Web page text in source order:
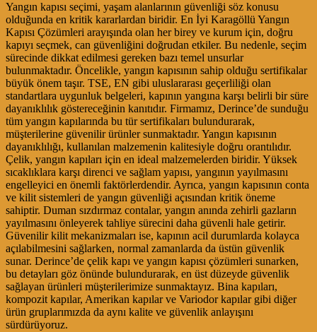
Yangın kapısı seçimi, yaşam alanlarının güvenliği söz konusu
olduğunda en kritik kararlardan biridir. En İyi Karagöllü Yangın
Kapısı Çözümleri arayışında olan her birey ve kurum için, doğru
kapıyı seçmek, can güvenliğini doğrudan etkiler. Bu nedenle, seçim
sürecinde dikkat edilmesi gereken bazı temel unsurlar
bulunmaktadır. Öncelikle, yangın kapısının sahip olduğu sertifikalar
büyük önem taşır. TSE, EN gibi uluslararası geçerliliği olan
standartlara uygunluk belgeleri, kapının yangına karşı belirli bir süre
dayanıklılık göstereceğinin kanıtıdır. Firmamız, Derince’de sunduğu
tüm yangın kapılarında bu tür sertifikaları bulundurarak,
müşterilerine güvenilir ürünler sunmaktadır. Yangın kapısının
dayanıklılığı, kullanılan malzemenin kalitesiyle doğru orantılıdır.
Çelik, yangın kapıları için en ideal malzemelerden biridir. Yüksek
sıcaklıklara karşı direnci ve sağlam yapısı, yangının yayılmasını
engelleyici en önemli faktörlerdendir. Ayrıca, yangın kapısının conta
ve kilit sistemleri de yangın güvenliği açısından kritik öneme
sahiptir. Duman sızdırmaz contalar, yangın anında zehirli gazların
yayılmasını önleyerek tahliye sürecini daha güvenli hale getirir.
Güvenilir kilit mekanizmaları ise, kapının acil durumlarda kolayca
açılabilmesini sağlarken, normal zamanlarda da üstün güvenlik
sunar. Derince’de çelik kapı ve yangın kapısı çözümleri sunarken,
bu detayları göz önünde bulundurarak, en üst düzeyde güvenlik
sağlayan ürünleri müşterilerimize sunmaktayız. Bina kapıları,
kompozit kapılar, Amerikan kapılar ve Variodor kapılar gibi diğer
ürün gruplarımızda da aynı kalite ve güvenlik anlayışını
sürdürüyoruz.